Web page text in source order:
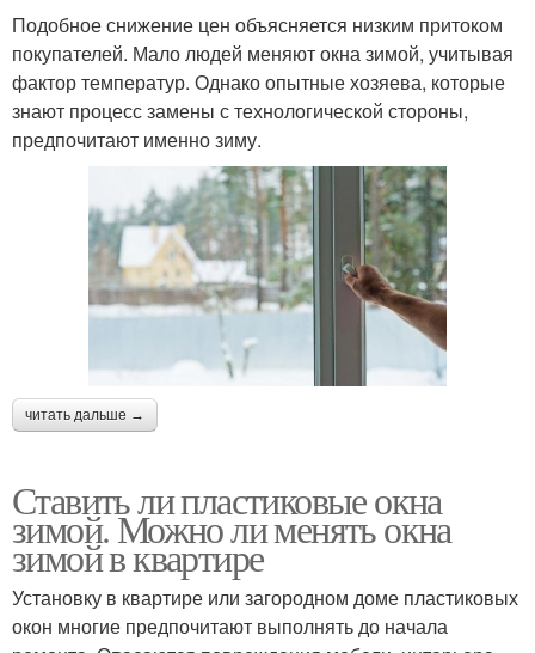
Подобное снижение цен объясняется низким притоком
покупателей. Мало людей меняют окна зимой, учитывая
фактор температур. Однако опытные хозяева, которые
знают процесс замены с технологической стороны,
предпочитают именно зиму.
читать дальше →
Ставить ли пластиковые окна
зимой. Можно ли менять окна
зимой в квартире
Установку в квартире или загородном доме пластиковых
окон многие предпочитают выполнять до начала